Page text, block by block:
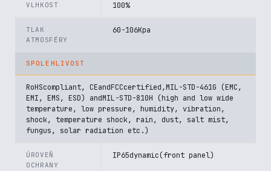
VLHKOST 100%
TLAK
ATMOSFÉRY
60-106Kpa
SPOLEHLIVOST
RoHScompliant, CEandFCCcertified,MIL-STD-461G (EMC,
EMI, EMS, ESD) andMIL-STD-810H (high and low wide
temperature, low pressure, humidity, vibration,
shock, temperature shock, rain, dust, salt mist,
fungus, solar radiation etc.)
ÚROVEŇ
OCHRANY
IP65dynamic(front panel)